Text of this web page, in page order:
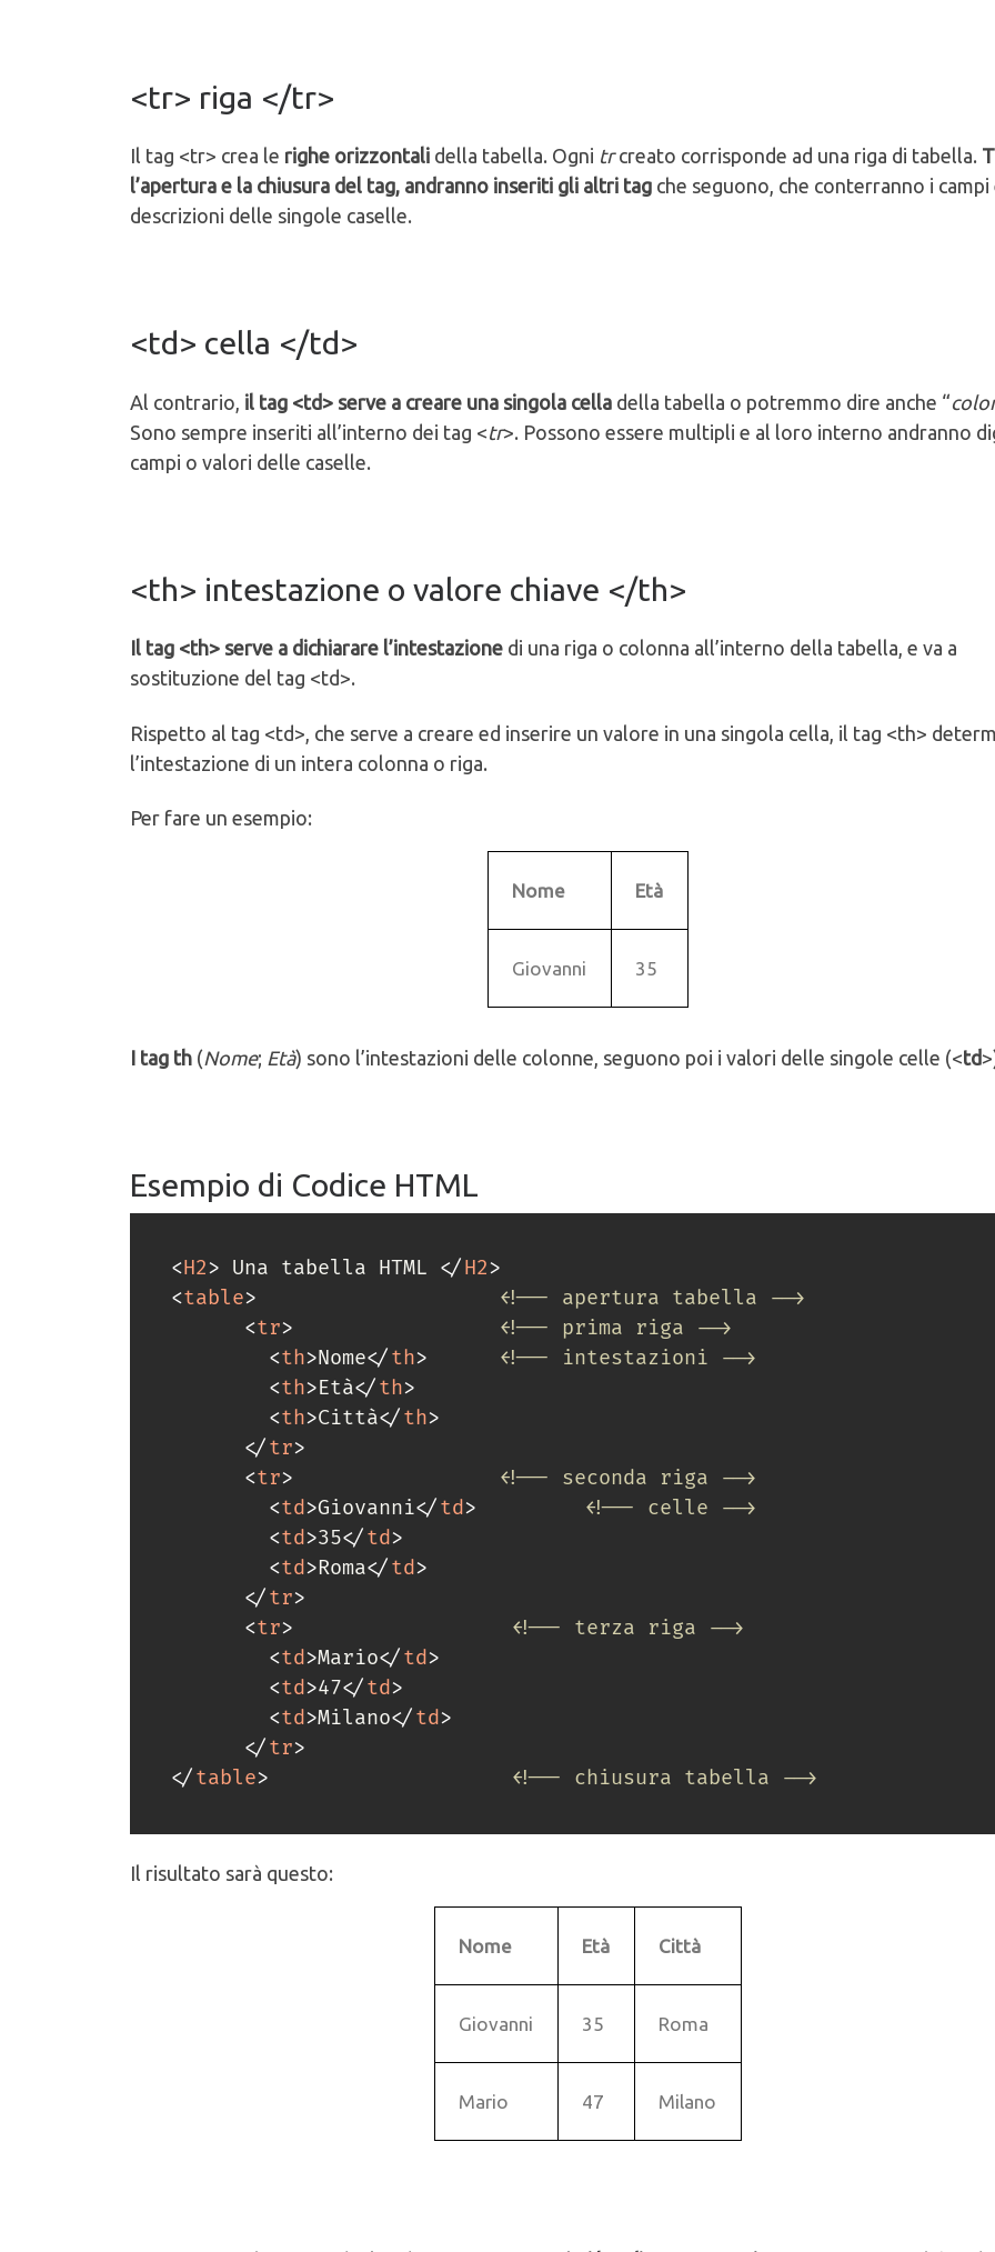
<tr> riga </tr>
Il tag <tr> crea le righe orizzontali della tabella. Ogni trcreato corrisponde ad una riga di tabella.
l’apertura e la chiusura del tag, andranno inseriti gli altri tag che seguono, che conterranno i campi
descrizioni delle singole caselle.
<td> cella </td>
Al contrario, il tag <td> serve a creare una singola cella della tabella o potremmo dire anche “
Sono sempre inseriti all’interno dei tag <tr>. Possono essere multipli e al loro interno andranno
campi o valori delle caselle.
<th> intestazione o valore chiave </th>
Il tag <th> serve a dichiarare l’intestazione di una riga o colonna all’interno della tabella, e va a
sostituzione del tag <td>.
Rispetto al tag <td>, che serve a creare ed inserire un valore in una singola cella, il tag <th>
l’intestazione di un intera colonna o riga.
Per fare un esempio:
Nome Età
Giovanni 35
I tag th (Nome; Età) sono l’intestazioni delle colonne, seguono poi i valori delle singole celle (<td
Esempio di Codice HTML
<H2> Una tabella HTML </H2>
<table>
<!-- apertura tabella -->
<tr>
<!-- prima riga -->
<th>Nome</th>
<!-- intestazioni -->
<th>Età</th>
<th>Città</th>
</tr>
<tr>
<!-- seconda riga -->
<td>Giovanni</td>
<!-- celle -->
<td>35</td>
<td>Roma</td>
</tr>
<tr>
<!-- terza riga -->
<td>Mario</td>
<td>47</td>
<td>Milano</td>
</tr>
</table> <!-- chiusura tabella -->
Il risultato sarà questo:
Nome Età Città
Giovanni 35 Roma
Mario 47 Milano